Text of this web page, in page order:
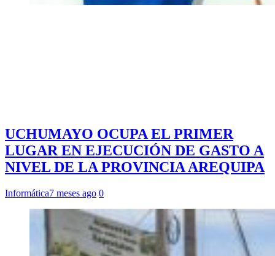
UCHUMAYO OCUPA EL PRIMER
LUGAR EN EJECUCIÓN DE GASTO A
NIVEL DE LA PROVINCIA AREQUIPA
Informática7 meses ago 0